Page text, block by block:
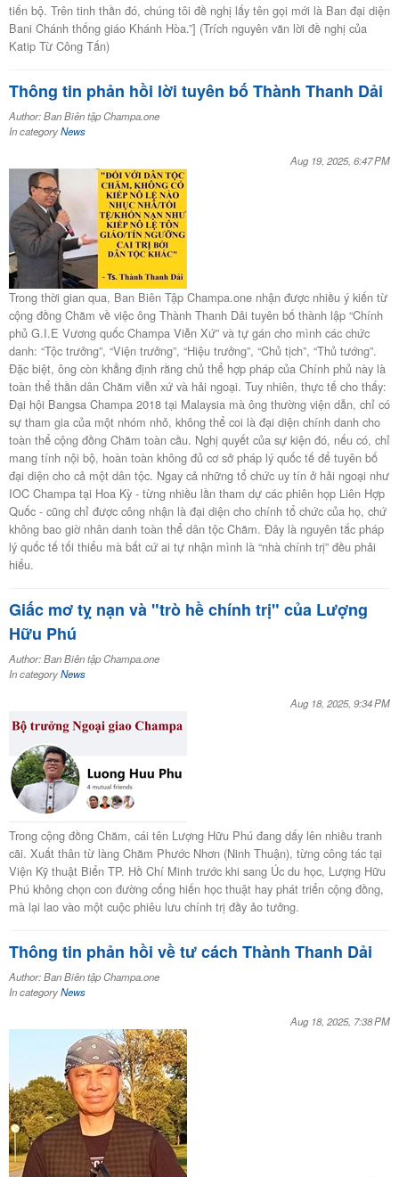
tiến bộ. Trên tinh thần đó, chúng tôi đề nghị lấy tên gọi mới là Ban đại diện
Bani Chánh thống giáo Khánh Hòa.”] (Trích nguyên văn lời đề nghị của
Katip Từ Công Tấn)
Thông tin phản hồi lời tuyên bố Thành Thanh Dải
Author: Ban Biên tập Champa.one
In categoryNews
Aug 19, 2025, 6:47 PM
Trong thời gian qua, Ban Biên Tập Champa.one nhận được nhiều ý kiến từ
cộng đồng Chăm về việc ông Thành Thanh Dải tuyên bố thành lập “Chính
phủ G.I.E Vương quốc Champa Viễn Xứ” và tự gán cho mình các chức
danh: “Tộc trưởng”, “Viện trưởng”, “Hiệu trưởng”, “Chủ tịch”, “Thủ tướng”.
Đặc biệt, ông còn khẳng định rằng chủ thể hợp pháp của Chính phủ này là
toàn thể thần dân Chăm viễn xứ và hải ngoại. Tuy nhiên, thực tế cho thấy:
Đại hội Bangsa Champa 2018 tại Malaysia mà ông thường viện dẫn, chỉ có
sự tham gia của một nhóm nhỏ, không thể coi là đại diện chính danh cho
toàn thể cộng đồng Chăm toàn cầu. Nghị quyết của sự kiện đó, nếu có, chỉ
mang tính nội bộ, hoàn toàn không đủ cơ sở pháp lý quốc tế để tuyên bố
đại diện cho cả một dân tộc. Ngay cả những tổ chức uy tín ở hải ngoại như
IOC Champa tại Hoa Kỳ - từng nhiều lần tham dự các phiên họp Liên Hợp
Quốc - cũng chỉ được công nhận là đại diện cho chính tổ chức của họ, chứ
không bao giờ nhân danh toàn thể dân tộc Chăm. Đây là nguyên tắc pháp
lý quốc tế tối thiểu mà bất cứ ai tự nhận mình là “nhà chính trị” đều phải
hiểu.
Giấc mơ tỵ nạn và "trò hề chính trị" của Lượng
Hữu Phú
Author: Ban Biên tập Champa.one
In categoryNews
Aug 18, 2025, 9:34 PM
Trong cộng đồng Chăm, cái tên Lượng Hữu Phú đang dấy lên nhiều tranh
cãi. Xuất thân từ làng Chăm Phước Nhơn (Ninh Thuận), từng công tác tại
Viện Kỹ thuật Biển TP. Hồ Chí Minh trước khi sang Úc du học, Lượng Hữu
Phú không chọn con đường cống hiến học thuật hay phát triển cộng đồng,
mà lại lao vào một cuộc phiêu lưu chính trị đầy ảo tưởng.
Thông tin phản hồi về tư cách Thành Thanh Dải
Author: Ban Biên tập Champa.one
In categoryNews
Aug 18, 2025, 7:38 PM